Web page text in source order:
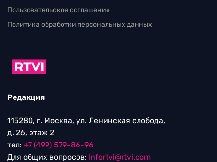
Пользовательское соглашение
Политика обработки персональных данных
Редакция
115280, г. Москва, ул. Ленинская слобода,
д. 26, этаж 2
тел: +7 (499) 579-86-96
Для общих вопросов: Infortvi@rtvi.com